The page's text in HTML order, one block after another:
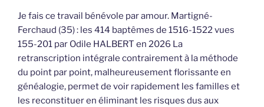
Je fais ce travail bénévole par amour. Martigné-
Ferchaud (35) : les 414 baptêmes de 1516-1522 vues
155-201 par Odile HALBERT en 2026 La
retranscription intégrale contrairement à la méthode
du point par point, malheureusement florissante en
généalogie, permet de voir rapidement les familles et
les reconstituer en éliminant les risques dus aux